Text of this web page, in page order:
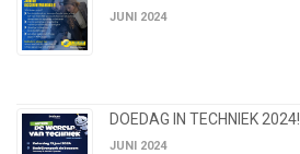
JUNI 2024
DOEDAG IN TECHNIEK 2024!
JUNI 2024